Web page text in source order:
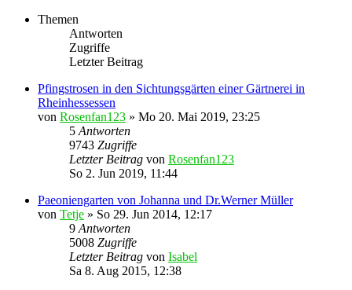
Themen
Antworten
Zugriffe
Letzter Beitrag
Pfingstrosen in den Sichtungsgärten einer Gärtnerei in
Rheinhessessen
von Rosenfan123 » Mo 20. Mai 2019, 23:25
5 Antworten
9743 Zugriffe
Letzter Beitrag von Rosenfan123
So 2. Jun 2019, 11:44
Paeoniengarten von Johanna und Dr.Werner Müller
von Tetje » So 29. Jun 2014, 12:17
9 Antworten
5008 Zugriffe
Letzter Beitrag von Isabel
Sa 8. Aug 2015, 12:38